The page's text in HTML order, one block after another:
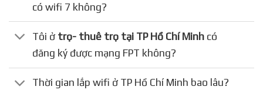
có wifi 7 không?
Tôi ở trọ- thuê trọ tại TP Hồ Chí Minh có
đăng ký được mạng FPT không?
Thời gian lắp wifi ở TP Hồ Chí Minh bao lâu?